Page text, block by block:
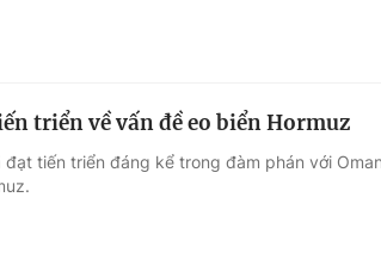
triển về vấn đề eo biển Hormuz
tiến triển đáng kể trong đàm phán với